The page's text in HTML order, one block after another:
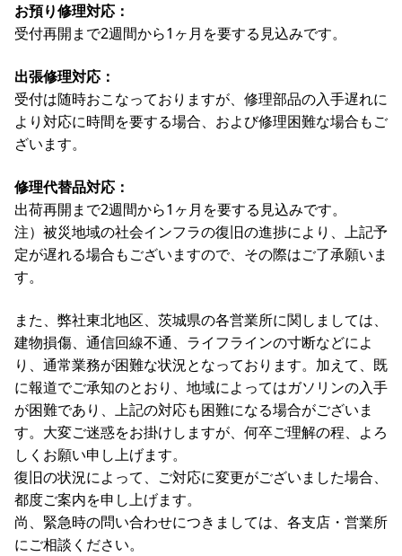
お預り修理対応：
受付再開まで2週間から1ヶ月を要する見込みです。
出張修理対応：
受付は随時おこなっておりますが、修理部品の入手遅れに
より対応に時間を要する場合、および修理困難な場合もご
ざいます。
修理代替品対応：
出荷再開まで2週間から1ヶ月を要する見込みです。
注）被災地域の社会インフラの復旧の進捗により、上記予
定が遅れる場合もございますので、その際はご了承願いま
す。
また、弊社東北地区、茨城県の各営業所に関しましては、
建物損傷、通信回線不通、ライフラインの寸断などによ
り、通常業務が困難な状況となっております。加えて、既
に報道でご承知のとおり、地域によってはガソリンの入手
が困難であり、上記の対応も困難になる場合がございま
す。大変ご迷惑をお掛けしますが、何卒ご理解の程、よろ
しくお願い申し上げます。
復旧の状況によって、ご対応に変更がございました場合、
都度ご案内を申し上げます。
尚、緊急時の問い合わせにつきましては、各支店・営業所
にご相談ください。